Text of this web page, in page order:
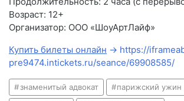
Возраст: 12+
Организатор: ООО «ШоуАртЛайф»
Купить билеты онлайн → https://
pre9474.intickets.ru/seance/69908585/
знаменитый адвокат парижский ужин